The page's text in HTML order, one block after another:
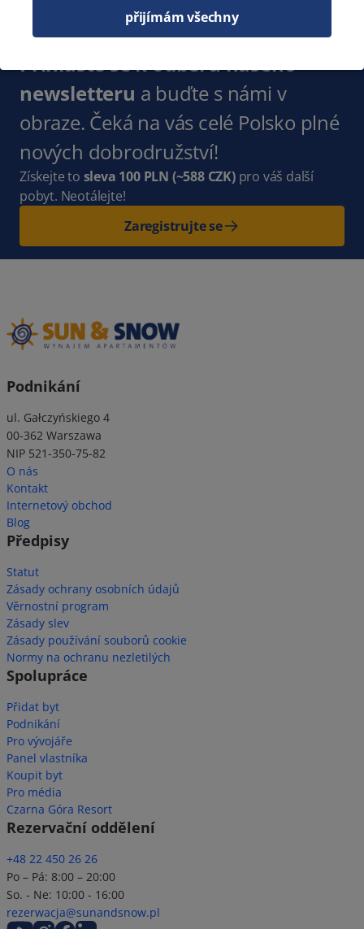
Přihlaste se k odběru našeho
newsletteru a buďte s námi v
obraze. Čeká na vás celé Polsko plné
nových dobrodružství!
Získejte to sleva 100 PLN (~588 CZK) pro váš další
pobyt. Neotálejte!
Zaregistrujte se
Podnikání
ul. Gałczyńskiego 4
00-362 Warszawa
NIP 521-350-75-82
O nás
Kontakt
Internetový obchod
Blog
Předpisy
Statut
Zásady ochrany osobních údajů
Věrnostní program
Zásady slev
Zásady používání souborů cookie
Normy na ochranu nezletilých
Spolupráce
Přidat byt
Podnikání
Pro vývojáře
Panel vlastníka
Koupit byt
Pro média
Czarna Góra Resort
Rezervační oddělení
+48 22 450 26 26
Po – Pá: 8:00 – 20:00
So. - Ne: 10:00 - 16:00
rezerwacja@sunandsnow.pl
přijímám všechny